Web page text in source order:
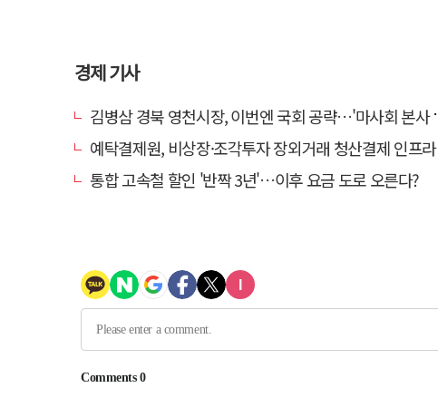
경제 기사
김병삼 경북 영천시장, 이번엔 국회 공략…'마사회 본사 이전·광역교통망 확충' 요청
예탁결제원, 비상장·조각투자 장외거래 청산결제 인프라 구축 착수…연내 가동
통합 고속철 할인 '반짝 3년'…이후 요금 도로 오른다?